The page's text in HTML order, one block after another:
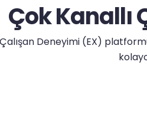
Çok Kanallı
Çalışan Deneyimi (EX)